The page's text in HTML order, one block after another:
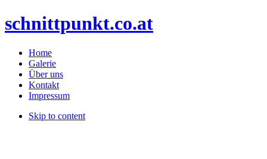
schnittpunkt.co.at
Home
Galerie
Über uns
Kontakt
Impressum
Skip to content